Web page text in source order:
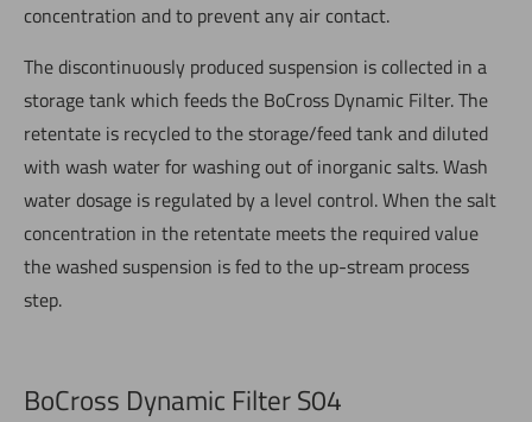
concentration and to prevent any air contact.
The discontinuously produced suspension is collected in a
storage tank which feeds the BoCross Dynamic Filter. The
retentate is recycled to the storage/feed tank and diluted
with wash water for washing out of inorganic salts. Wash
water dosage is regulated by a level control. When the salt
concentration in the retentate meets the required value
the washed suspension is fed to the up-stream process
step.
BoCross Dynamic Filter S04